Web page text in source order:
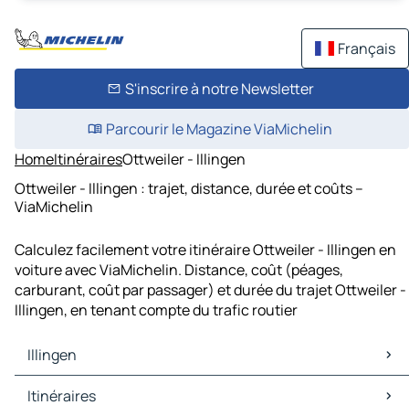
Français
S'inscrire à notre Newsletter
Parcourir le Magazine ViaMichelin
HomeItinérairesOttweiler - Illingen
Ottweiler - Illingen : trajet, distance, durée et coûts –
ViaMichelin
Calculez facilement votre itinéraire Ottweiler - Illingen en
voiture avec ViaMichelin. Distance, coût (péages,
carburant, coût par passager) et durée du trajet Ottweiler -
Illingen, en tenant compte du trafic routier
Illingen
Illingen Cartes et plans
Itinéraires